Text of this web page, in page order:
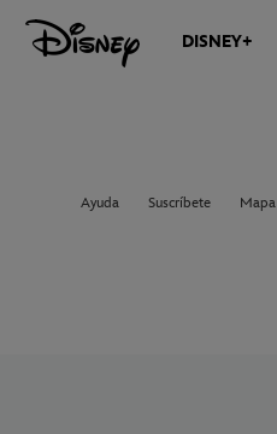
DISNEY+
Ayuda Suscríbete